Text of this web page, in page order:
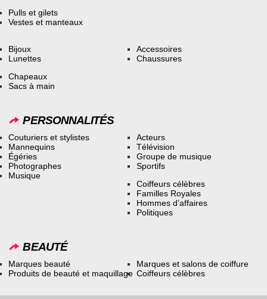
Pulls et gilets
Vestes et manteaux
Bijoux
Lunettes
Accessoires
Chaussures
Chapeaux
Sacs à main
PERSONNALITÉS
Couturiers et stylistes
Mannequins
Égéries
Photographes
Musique
Acteurs
Télévision
Groupe de musique
Sportifs
Coiffeurs célèbres
Familles Royales
Hommes d’affaires
Politiques
BEAUTÉ
Marques beauté
Produits de beauté et maquillage
Marques et salons de coiffure
Coiffeurs célèbres